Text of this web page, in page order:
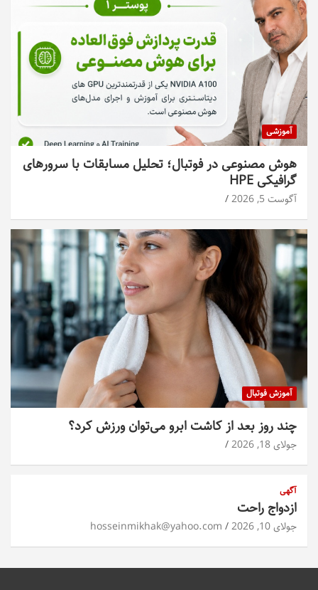
آموزشی
هوش مصنوعی در فوتبال؛ تحلیل مسابقات با سرورهای
گرافیکی HPE
آگوست 5, 2026
آموزش فوتبال
چند روز بعد از کاشت ابرو می‌توان ورزش کرد؟
جولای 18, 2026
آگهی
ازدواج راحت
جولای 10, 2026 hosseinmikhak@yahoo.com